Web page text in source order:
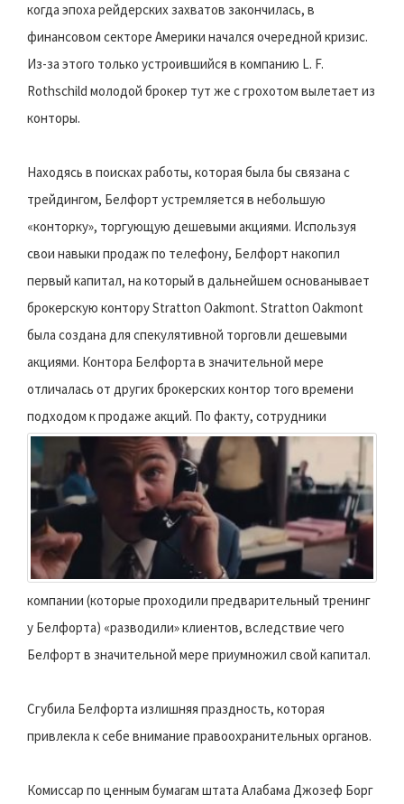
когда эпоха рейдерских захватов закончилась, в
финансовом секторе Америки начался очередной кризис.
Из-за этого только устроившийся в компанию L. F.
Rothschild молодой брокер тут же с грохотом вылетает из
конторы.
Находясь в поисках работы, которая была бы связана с
трейдингом, Белфорт устремляется в небольшую
«конторку», торгующую дешевыми акциями. Используя
свои навыки продаж по телефону, Белфорт накопил
первый капитал, на который в дальнейшем основанывает
брокерскую контору Stratton Oakmont. Stratton Oakmont
была создана для спекулятивной торговли дешевыми
акциями. Контора Белфорта в значительной мере
отличалась от других брокерских контор того времени
подходом к продаже акций. По факту, сотрудники
компании (которые проходили предварительный тренинг
у Белфорта) «разводили» клиентов, вследствие чего
Белфорт в значительной мере приумножил свой капитал.
Сгубила Белфорта излишняя праздность, которая
привлекла к себе внимание правоохранительных органов.
Комиссар по ценным бумагам штата Алабама Джозеф Борг